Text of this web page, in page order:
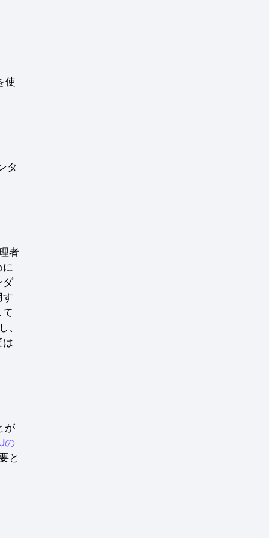
使
タ
者
に
ダ
す
、
は
が
の
と